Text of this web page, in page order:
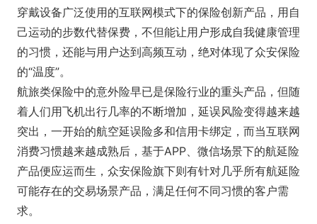
穿戴设备广泛使用的互联网模式下的保险创新产品，用自
己运动的步数代替保费，不但能让用户形成自我健康管理
的习惯，还能与用户达到高频互动，绝对体现了众安保险
的“温度”。
航旅类保险中的意外险早已是保险行业的重头产品，但随
着人们用飞机出行几率的不断增加，延误风险变得越来越
突出，一开始的航空延误险多和信用卡绑定，而当互联网
消费习惯越来越成熟后，基于APP、微信场景下的航延险
产品便应运而生，众安保险旗下则有针对几乎所有航延险
可能存在的交易场景产品，满足任何不同习惯的客户需
求。